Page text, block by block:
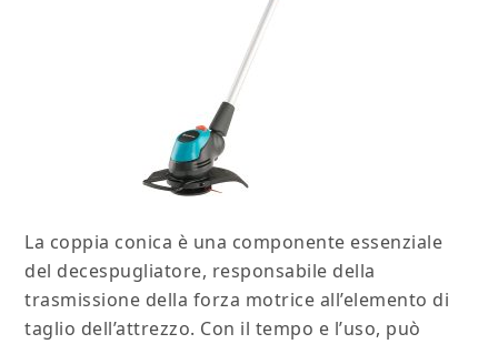
La coppia conica è una componente essenziale
del decespugliatore, responsabile della
trasmissione della forza motrice all’elemento di
taglio dell’attrezzo. Con il tempo e l’uso, può